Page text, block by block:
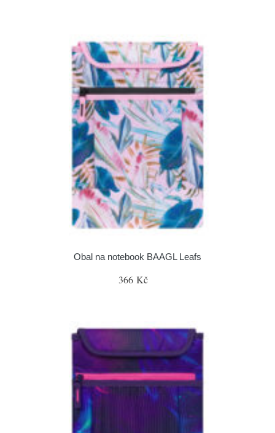
Obal na notebook BAAGL Leafs
366 Kč